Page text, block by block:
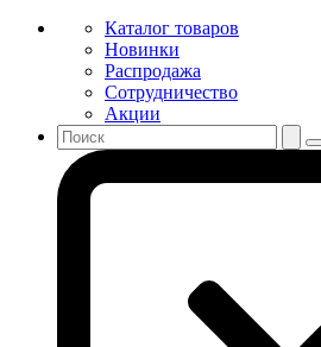
Каталог товаров
Новинки
Распродажа
Сотрудничество
Акции